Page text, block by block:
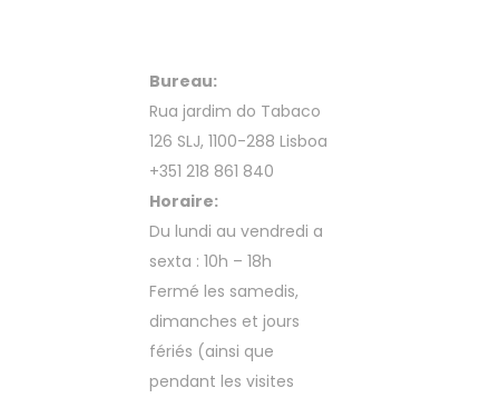
Bureau:
Rua jardim do Tabaco
126 SLJ, 1100-288 Lisboa
+351 218 861 840
Horaire:
Du lundi au vendredi a
sexta : 10h – 18h
Fermé les samedis,
dimanches et jours
fériés (ainsi que
pendant les visites